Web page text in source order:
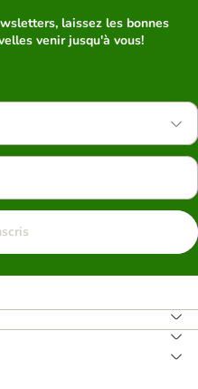
laissez les bonnes
venir jusqu'à vous!